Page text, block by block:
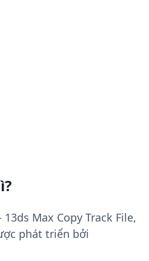
13ds Max Copy Track File,
phát triển bởi